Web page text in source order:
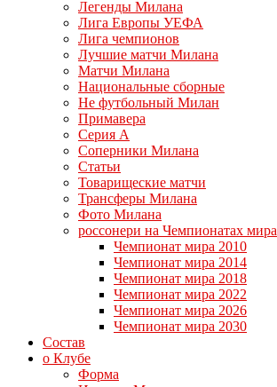
Легенды Милана
Лига Европы УЕФА
Лига чемпионов
Лучшие матчи Милана
Матчи Милана
Национальные сборные
Не футбольный Милан
Примавера
Серия А
Соперники Милана
Статьи
Товарищеские матчи
Трансферы Милана
Фото Милана
россонери на Чемпионатах мира
Чемпионат мира 2010
Чемпионат мира 2014
Чемпионат мира 2018
Чемпионат мира 2022
Чемпионат мира 2026
Чемпионат мира 2030
Состав
о Клубе
Форма